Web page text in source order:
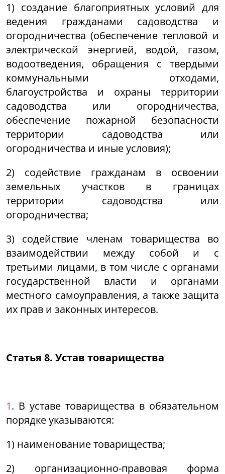
1) создание благоприятных условий для
ведения гражданами садоводства и
огородничества (обеспечение тепловой и
электрической энергией, водой, газом,
водоотведения, обращения с твердыми
коммунальными отходами,
благоустройства и охраны территории
садоводства или огородничества,
обеспечение пожарной безопасности
территории садоводства или
огородничества и иные условия);
2) содействие гражданам в освоении
земельных участков в границах
территории садоводства или
огородничества;
3) содействие членам товарищества во
взаимодействии между собой и с
третьими лицами, в том числе с органами
государственной власти и органами
местного самоуправления, а также защита
их прав и законных интересов.
Статья 8. Устав товарищества
1. В уставе товарищества в обязательном
порядке указываются:
1) наименование товарищества;
2) организационно-правовая форма